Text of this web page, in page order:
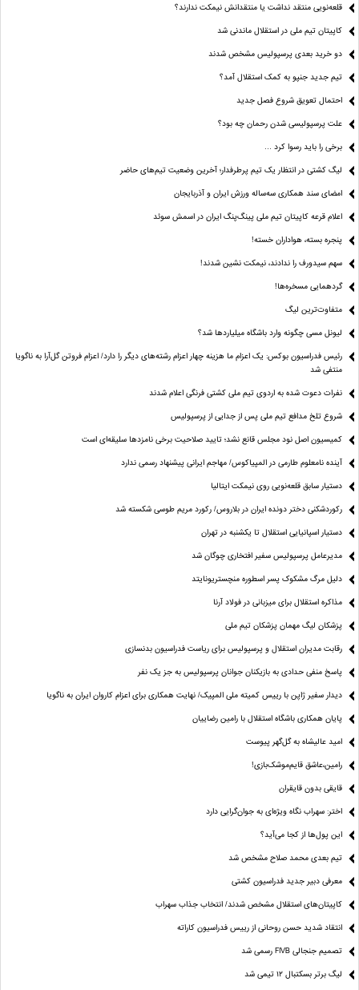
قلعه‌نویی منتقد نداشت یا منتقدانش نیمکت ندارند؟
کاپیتان تیم ملی در استقلال ماندنی شد
دو خرید بعدی پرسپولیس مشخص شدند
تیم جدید جنپو به کمک استقلال آمد؟
احتمال تعویق شروع فصل جدید
علت پرسپولیسی شدن رحمان چه بود؟
برخی را باید رسوا کرد …
لیگ کشتی در انتظار یک تیم پرطرفدار؛ آخرین وضعیت تیم‌های حاضر
امضای سند همکاری سه‌ساله ورزش ایران و آذربایجان
اعلام قرعه کاپیتان تیم ملی پینگ‌پنگ ایران در اسمش سوئد
پنجره بسته، هواداران خسته!
سهم سیدورف را ندادند، نیمکت نشین شدند!
گردهمایی مسخره‌ها!
متفاوت‌ترین لیگ
لیونل مسی چگونه وارد باشگاه میلیاردها شد؟
رئیس فدراسیون بوکس: یک اعزام ما هزینه چهار اعزام رشته‌های دیگر را دارد/ اعزام فروتن گل‌آرا به ناگویا
منتفی شد
نفرات دعوت شده به اردوی تیم ملی کشتی فرنگی اعلام شدند
شروع تلخ مدافع تیم ملی پس از جدایی از پرسپولیس
کمیسیون اصل نود مجلس قانع نشد؛ تایید صلاحیت برخی نامزدها سلیقه‌ای است
آینده نامعلوم طارمی در المپیاکوس/ مهاجم ایرانی پیشنهاد رسمی ندارد
دستیار سابق قلعه‌نویی روی نیمکت ایتالیا
رکوردشکنی دختر دونده ایران در بلاروس/ رکورد مریم طوسی شکسته شد
دستیار اسپانیایی استقلال تا یکشنبه در تهران
مدیرعامل پرسپولیس سفیر افتخاری چوگان شد
دلیل مرگ مشکوک پسر اسطوره منچستریونایتد
مذاکره استقلال برای میزبانی در فولاد آرنا
پزشکان لیگ مهمان پزشکان تیم ملی
رقابت مدیران استقلال و پرسپولیس برای ریاست فدراسیون بدنسازی
پاسخ منفی حدادی به بازیکنان جوانان پرسپولیس به جز یک نفر
دیدار سفیر ژاپن با رییس کمیته ملی المپیک/ نهایت همکاری برای اعزام کاروان ایران به ناگویا
پایان همکاری باشگاه استقلال با رامین رضاییان
امید عالیشاه به گل‌گهر پیوست
رامین،عاشق قایم‌موشک‌بازی!
قایقی بدون قایقران
اختر: سهراب نگاه ویژه‌ای به جوان‌گرایی دارد
این پول‌ها از کجا می‌آید؟
تیم بعدی محمد صلاح مشخص شد
معرفی دبیر جدید فدراسیون کشتی
کاپیتان‌های استقلال مشخص شدند/ انتخاب جذاب سهراب
انتقاد شدید حسن روحانی از رییس فدراسیون کاراته
تصمیم جنجالی FIVB رسمی شد
لیگ برتر بسکتبال ۱۲ تیمی شد